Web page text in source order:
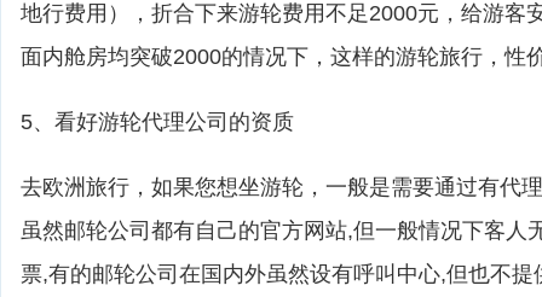
地行费用），折合下来游轮费用不足2000元，给游客
面内舱房均突破2000的情况下，这样的游轮旅行，性
5、看好游轮代理公司的资质
去欧洲旅行，如果您想坐游轮，一般是需要通过有代
虽然邮轮公司都有自己的官方网站,但一般情况下客人
票,有的邮轮公司在国内外虽然设有呼叫中心,但也不